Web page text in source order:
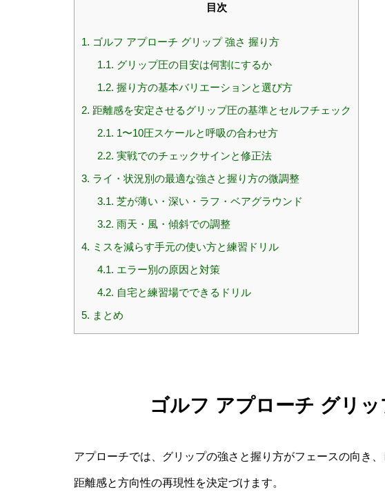
目次
1. ゴルフ アプローチ グリップ 強さ 握り方
1.1. グリップ圧の目安は何割にするか
1.2. 握り方の基本バリエーションと選び方
2. 距離感を安定させるグリップ圧の基準とセルフチェック
2.1. 1〜10圧スケールと呼吸の合わせ方
2.2. 実戦でのチェックサインと修正法
3. ライ・状況別の最適な強さと握り方の微調整
3.1. 芝が薄い・深い・ラフ・ベアグラウンド
3.2. 雨天・風・傾斜での調整
4. ミスを減らす手元の使い方と練習ドリル
4.1. エラー別の原因と対策
4.2. 自宅と練習場でできるドリル
5. まとめ
ゴルフ アプローチ グリ
アプローチでは、グリップの強さと握り方がフェースの向き
距離感と方向性の再現性を決定づけます。